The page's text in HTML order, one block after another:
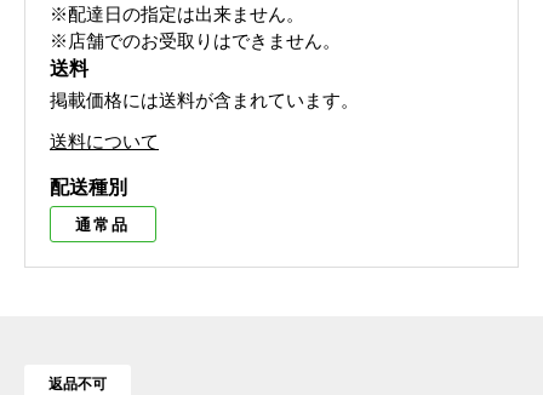
※配達日の指定は出来ません。
※店舗でのお受取りはできません。
送料
掲載価格には送料が含まれています。
送料について
配送種別
通常品
返品不可